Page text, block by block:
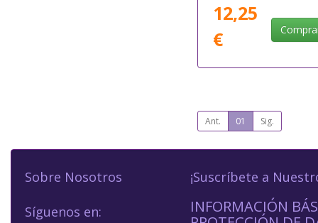
12,25
€
Ant. 01 Sig.
Sobre Nosotros
Síguenos en:
¡Suscríbete a
INFORMACIÓN